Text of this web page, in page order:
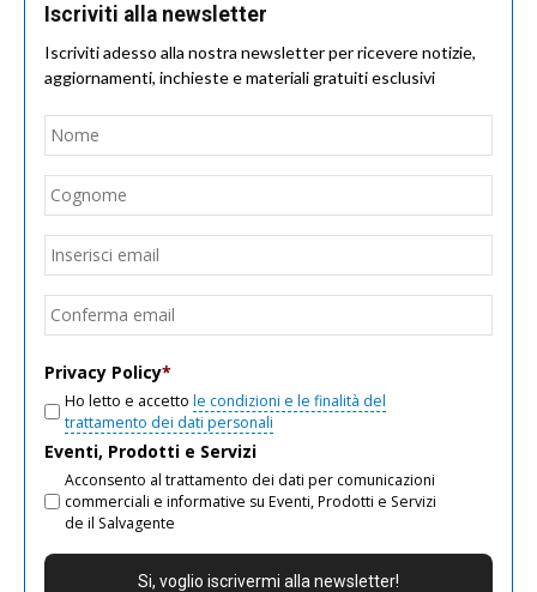
Iscriviti alla newsletter
Iscriviti adesso alla nostra newsletter per ricevere notizie,
aggiornamenti, inchieste e materiali gratuiti esclusivi
Nome
Email
Privacy Policy*
Ho letto e accetto le condizioni e le finalità del
trattamento dei dati personali
Eventi, Prodotti e Servizi
Acconsento al trattamento dei dati per comunicazioni
commerciali e informative su Eventi, Prodotti e Servizi
de il Salvagente